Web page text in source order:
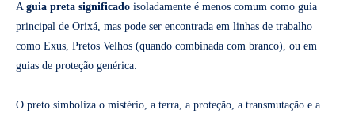
A guia preta significado isoladamente é menos comum como guia
principal de Orixá, mas pode ser encontrada em linhas de trabalho
como Exus, Pretos Velhos (quando combinada com branco), ou em
guias de proteção genérica.
O preto simboliza o mistério, a terra, a proteção, a transmutação e a